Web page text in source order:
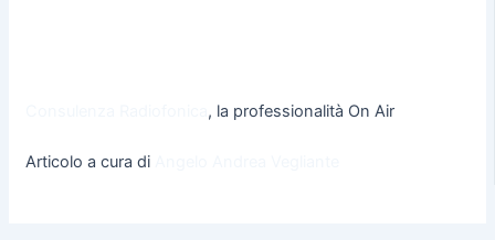
, la professionalità On Air
Articolo a cura di